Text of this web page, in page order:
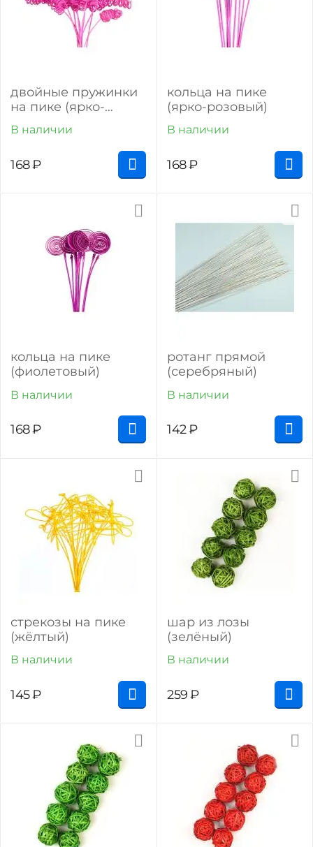
двойные пружинки
на пике (ярко-
розовый)
В наличии
168₽
кольца на пике
(ярко-розовый)
В наличии
168₽
кольца на пике
(фиолетовый)
В наличии
168₽
ротанг прямой
(серебряный)
В наличии
142₽
стрекозы на пике
(жёлтый)
В наличии
145₽
шар из лозы
(зелёный)
В наличии
259₽